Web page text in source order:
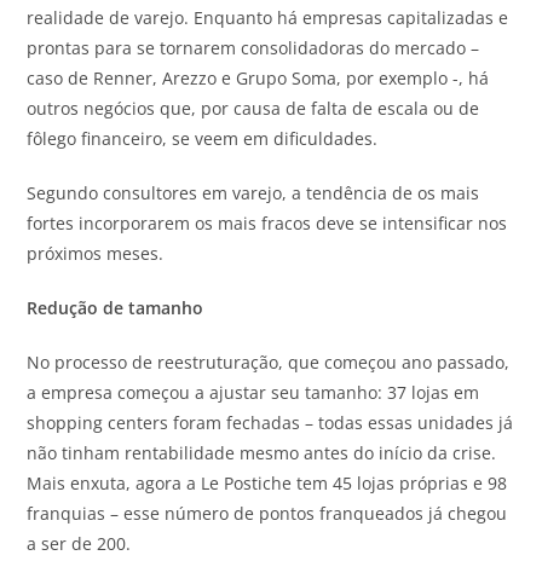
realidade de varejo. Enquanto há empresas capitalizadas e
prontas para se tornarem consolidadoras do mercado –
caso de Renner, Arezzo e Grupo Soma, por exemplo -, há
outros negócios que, por causa de falta de escala ou de
fôlego financeiro, se veem em dificuldades.
Segundo consultores em varejo, a tendência de os mais
fortes incorporarem os mais fracos deve se intensificar nos
próximos meses.
Redução de tamanho
No processo de reestruturação, que começou ano passado,
a empresa começou a ajustar seu tamanho: 37 lojas em
shopping centers foram fechadas – todas essas unidades já
não tinham rentabilidade mesmo antes do início da crise.
Mais enxuta, agora a Le Postiche tem 45 lojas próprias e 98
franquias – esse número de pontos franqueados já chegou
a ser de 200.